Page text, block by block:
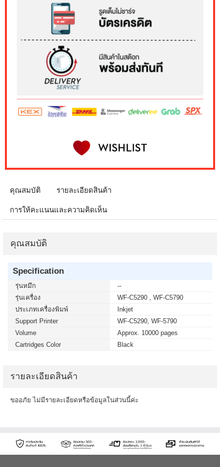
คุณสมบัติ รายละเอียดสินค้า
การให้คะแนนและความคิดเห็น
คุณสมบัติ
Specification
รุ่นหมึก
--
รุ่นเครื่อง
WF-C5290 , WF-C5790
ประเภทเครื่องพิมพ์
Inkjet
Support Printer
WF-C5290, WF-5790
Volume
Approx. 10000 pages
Cartridges Color
Black
รายละเอียดสินค้า
ขออภัย ไม่มีรายละเอียดหรือข้อมูลในส่วนนี้ค่ะ